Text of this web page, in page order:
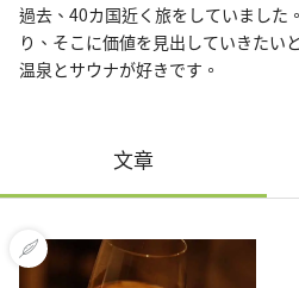
過去、40カ国近く旅をしていました
り、そこに価値を見出していきたい
温泉とサウナが好きです。
文章